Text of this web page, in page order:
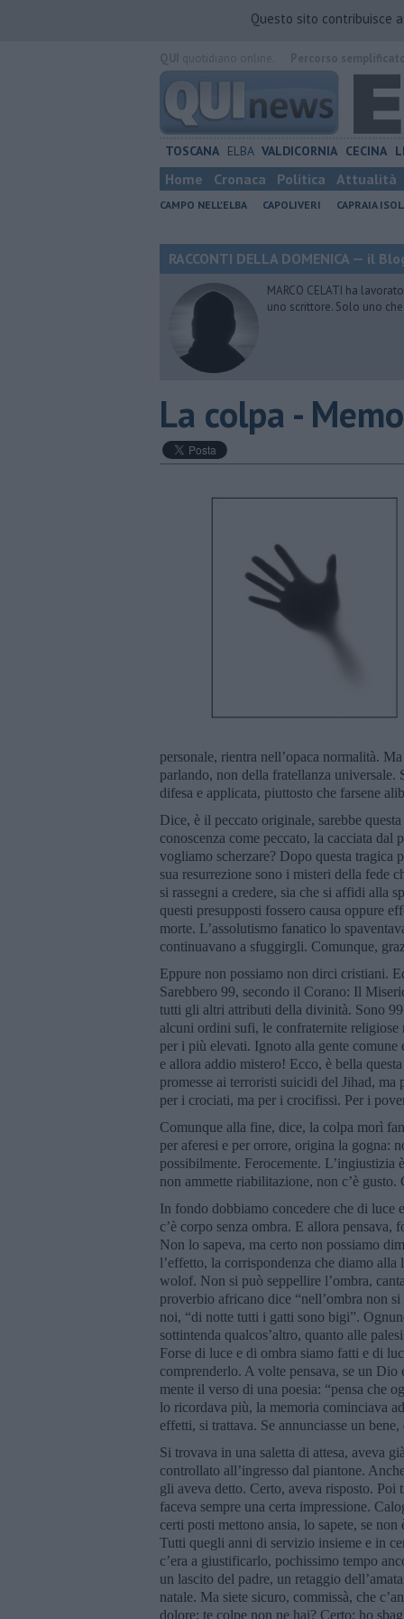
Questo sito contribuisce
TOSCANA ELBA VALDICORNIA CECINA
Home Cronaca Politica Attualità
CAMPO NELL'ELBA CAPOLIVERI CAPRAIA
RACCONTI DELLA DOMENICA — il
MARCO CELATI ha
uno scrittore. Solo uno
​La colpa -
personale, rientra nell’opaca normalità.
parlando, non della fratellanza
difesa e applicata, piuttosto che farsene
Dice, è il peccato originale, sarebbe
conoscenza come peccato, la cacciata
vogliamo scherzare? Dopo questa tragica
sua resurrezione sono i misteri della fede
si rassegni a credere, sia che si affidi alla
questi presupposti fossero causa oppure
morte. L’assolutismo fanatico lo
continuavano a sfuggirgli. Comunque,
Eppure non possiamo non dirci cristiani.
Sarebbero 99, secondo il Corano: Il
tutti gli altri attributi della divinità. Sono
alcuni ordini sufi, le confraternite religiose
per i più elevati. Ignoto alla gente
e allora addio mistero! Ecco, è bella
promesse ai terroristi suicidi del Jihad,
per i crociati, ma per i crocifissi. Per i
Comunque alla fine, dice, la colpa morì
per aferesi e per orrore, origina la gogna:
possibilmente. Ferocemente.
non ammette riabilitazione, non c’è
In fondo dobbiamo concedere che di luce
c’è corpo senza ombra. E allora pensava,
Non lo sapeva, ma certo non possiamo
l’effetto, la corrispondenza che diamo
wolof. Non si può seppellire l’ombra,
proverbio africano dice “nell’ombra non
noi, “di notte tutti i gatti sono bigi”.
sottintenda qualcos’altro, quanto alle
Forse di luce e di ombra siamo fatti e di
comprenderlo. A volte pensava, se un
mente il verso di una poesia: “pensa che
lo ricordava più, la memoria cominciava
effetti, si trattava. Se annunciasse un
Si trovava in una saletta di attesa, aveva
controllato all’ingresso dal piantone.
gli aveva detto. Certo, aveva risposto. Poi
faceva sempre una certa impressione.
certi posti mettono ansia, lo sapete, se
Tutti quegli anni di servizio insieme e in
c’era a giustificarlo, pochissimo tempo
un lascito del padre, un retaggio
natale. Ma siete sicuro, commissà, che
dolore; te colpe non ne hai? Certo: ho